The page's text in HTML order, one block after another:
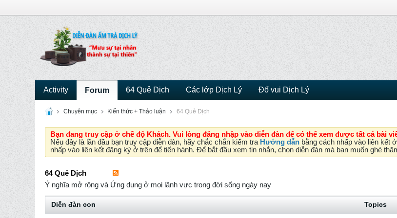
Activity Forum 64 Quẻ Dịch Các lớp Dịch Lý Đố vui Dịch Lý
Chuyên mục Kiến thức + Thảo luận 64 Quẻ Dịch
Bạn đang truy cập ở chế độ Khách. Vui lòng đăng nhập vào diễn đàn để có thể xem được tất cả bài
Nếu đây là lần đầu bạn truy cập diễn đàn, hãy chắc chắn kiểm tra Hướng dẫn bằng cách nhấp vào liên kết
nhấp vào liên kết đăng ký ở trên để tiến hành. Để bắt đầu xem tin nhắn, chọn diễn đàn mà bạn muốn ghé
64 Quẻ Dịch
Ý nghĩa mở rộng và Ứng dụng ở mọi lãnh vực trong đời sống ngày nay
Diễn đàn con Topics